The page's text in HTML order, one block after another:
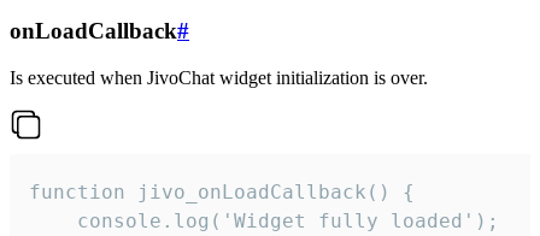
onLoadCallback#
Is executed when JivoChat widget initialization is over.
function jivo_onLoadCallback() {
    console.log('Widget fully loaded');